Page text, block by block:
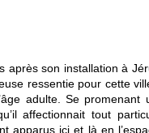
après son installation à
ressentie pour cette
adulte. Se
affectionnait tout
apparus ici et là en